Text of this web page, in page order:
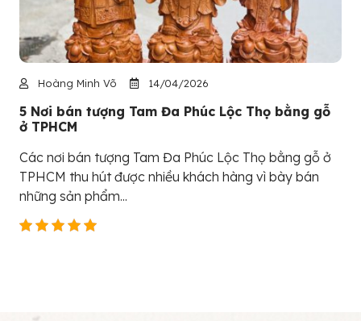
Hoàng Minh Võ 14/04/2026
5 Nơi bán tượng Tam Đa Phúc Lộc Thọ bằng gỗ
ở TPHCM
Các nơi bán tượng Tam Đa Phúc Lộc Thọ bằng gỗ ở
TPHCM thu hút được nhiều khách hàng vì bày bán
những sản phẩm...